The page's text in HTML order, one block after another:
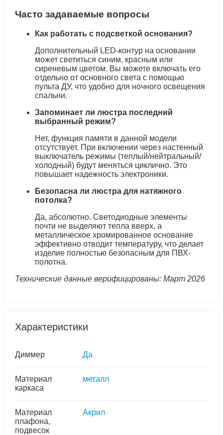
Часто задаваемые вопросы
Как работать с подсветкой основания?
Дополнительный LED-контур на основании
может светиться синим, красным или
сиреневым цветом. Вы можете включать его
отдельно от основного света с помощью
пульта ДУ, что удобно для ночного освещения
спальни.
Запоминает ли люстра последний
выбранный режим?
Нет, функция памяти в данной модели
отсутствует. При включении через настенный
выключатель режимы (теплый/нейтральный/
холодный) будут меняться циклично. Это
повышает надежность электроники.
Безопасна ли люстра для натяжного
потолка?
Да, абсолютно. Светодиодные элементы
почти не выделяют тепла вверх, а
металлическое хромированное основание
эффективно отводит температуру, что делает
изделие полностью безопасным для ПВХ-
полотна.
Технические данные верифицированы: Март 2026
Характеристики
Диммер Да
Материал
каркаса
металл
Материал
плафона,
подвесок
Акрил